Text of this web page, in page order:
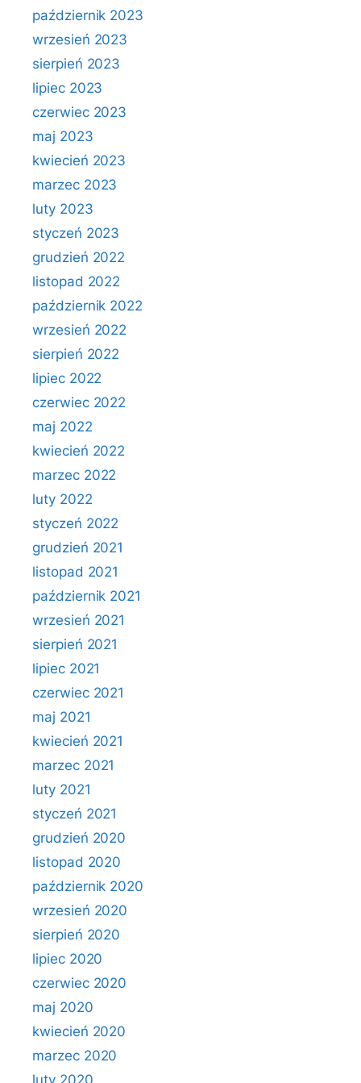
październik 2023
wrzesień 2023
sierpień 2023
lipiec 2023
czerwiec 2023
maj 2023
kwiecień 2023
marzec 2023
luty 2023
styczeń 2023
grudzień 2022
listopad 2022
październik 2022
wrzesień 2022
sierpień 2022
lipiec 2022
czerwiec 2022
maj 2022
kwiecień 2022
marzec 2022
luty 2022
styczeń 2022
grudzień 2021
listopad 2021
październik 2021
wrzesień 2021
sierpień 2021
lipiec 2021
czerwiec 2021
maj 2021
kwiecień 2021
marzec 2021
luty 2021
styczeń 2021
grudzień 2020
listopad 2020
październik 2020
wrzesień 2020
sierpień 2020
lipiec 2020
czerwiec 2020
maj 2020
kwiecień 2020
marzec 2020
luty 2020